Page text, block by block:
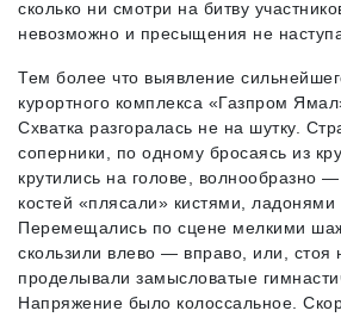
сколько ни смотри на битву
невозможно и пресыщения не
Тем более что выявление
курортного комплекса «Газпром
Схватка разгоралась не на шутку.
соперники, по одному бросаясь из
крутились на голове, волнообразно
костей «плясали» кистями, ладонями
Перемещались по сцене мелкими
скользили влево — вправо, или, стоя
проделывали замысловатые
Напряжение было колоссальное.